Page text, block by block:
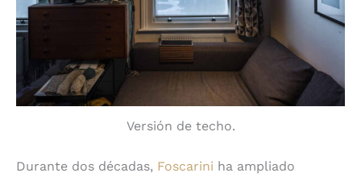
Versión de techo.
Durante dos décadas, Foscarini ha ampliado